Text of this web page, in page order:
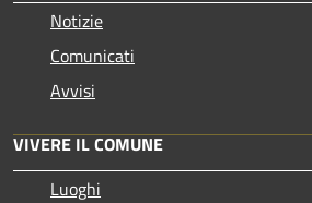
Notizie
Comunicati
Avvisi
VIVERE IL COMUNE
Luoghi